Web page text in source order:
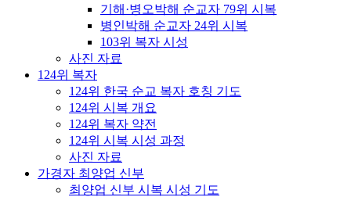
기해·병오박해 순교자 79위 시복
병인박해 순교자 24위 시복
103위 복자 시성
사진 자료
124위 복자
124위 한국 순교 복자 호칭 기도
124위 시복 개요
124위 복자 약전
124위 시복 시성 과정
사진 자료
가경자 최양업 신부
최양업 신부 시복 시성 기도